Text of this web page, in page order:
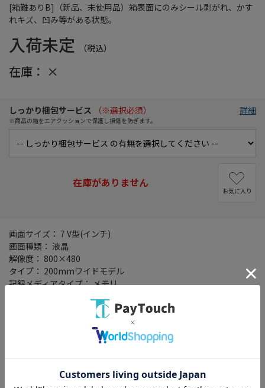
[箱難ありB]（新品、未使用品）箱表面にのみシール剥がれ、かす
れキズ、凹み等がある状態。
入荷未定 （税込）
在庫： ×
しっかり梱包サービス （※選択必須）
※商品の箱をエアクッションで保護し損傷を防ぎます。
詳細
在庫がありません
お気に入り
画面サイズ： 7 V型(インチ)
画面種類： 液晶
解像度： 800×480
タイプ： 200mmワイドモデル
記録メディアタイプ： メモリ
TVチューナー： ワンセグ(地デジ)
ETC2.0： ○
VICSWIDE： ○